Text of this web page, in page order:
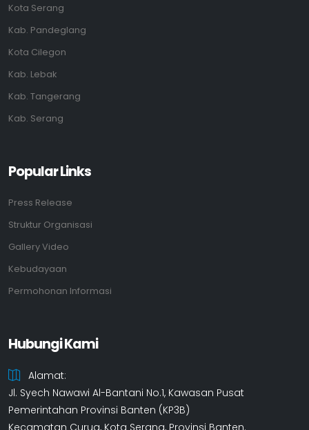
Kota Serang
Kab. Pandeglang
Kota Cilegon
Kab. Lebak
Kab. Tangerang
Kab. Serang
Popular Links
Press Release
Struktur Organisasi
Gallery Video
Kebudayaan
Permohonan Informasi
Hubungi Kami
Alamat:
Jl. Syech Nawawi Al-Bantani No.1, Kawasan Pusat
Pemerintahan Provinsi Banten (KP3B)
Kecamatan Curug, Kota Serang, Provinsi Banten.